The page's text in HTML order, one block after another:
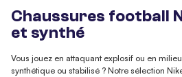
Chaussures football
et synthé
Vous jouez en attaquant explosif ou en
synthétique ou stabilisé ? Notre sélection